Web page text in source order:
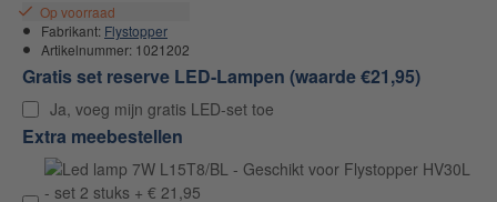
Op voorraad
Fabrikant: Flystopper
Artikelnummer: 1021202
Gratis set reserve LED-Lampen (waarde €21,95)
Ja, voeg mijn gratis LED-set toe
Extra meebestellen